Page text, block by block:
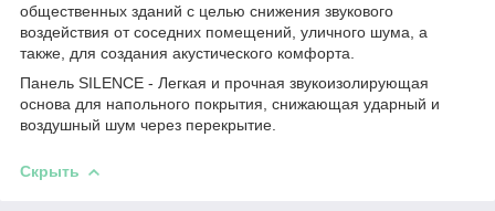
общественных зданий с целью снижения звукового
воздействия от соседних помещений, уличного шума, а
также, для создания акустического комфорта.
Панель SILENCE - Легкая и прочная звукоизолирующая
основа для напольного покрытия, снижающая ударный и
воздушный шум через перекрытие.
Скрыть